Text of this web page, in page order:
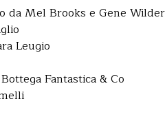
da Mel Brooks e Gene Wilder
Leugio
Fantastica & Co